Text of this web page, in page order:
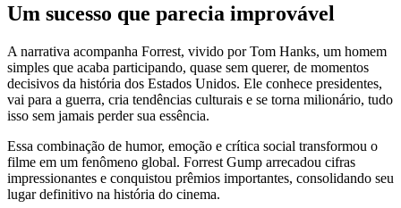
Um sucesso que parecia improvável
A narrativa acompanha Forrest, vivido por Tom Hanks, um homem
simples que acaba participando, quase sem querer, de momentos
decisivos da história dos Estados Unidos. Ele conhece presidentes,
vai para a guerra, cria tendências culturais e se torna milionário, tudo
isso sem jamais perder sua essência.
Essa combinação de humor, emoção e crítica social transformou o
filme em um fenômeno global. Forrest Gump arrecadou cifras
impressionantes e conquistou prêmios importantes, consolidando seu
lugar definitivo na história do cinema.